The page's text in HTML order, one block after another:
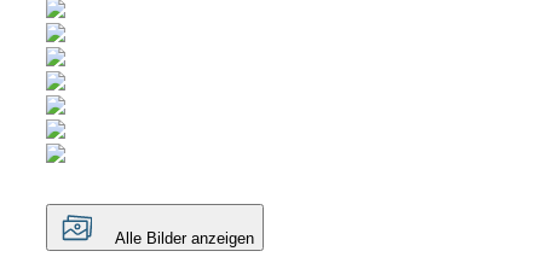
Alle Bilder anzeigen